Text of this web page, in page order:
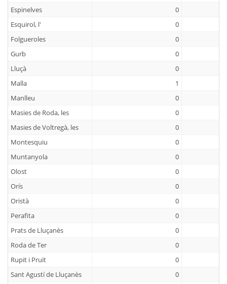
Espinelves
0
Esquirol, l'
0
Folgueroles
0
Gurb
0
Lluçà
0
Malla
1
Manlleu
0
Masies de Roda, les
0
Masies de Voltregà, les
0
Montesquiu
0
Muntanyola
0
Olost
0
Orís
0
Oristà
0
Perafita
0
Prats de Lluçanès
0
Roda de Ter
0
Rupit i Pruit
0
Sant Agustí de Lluçanès
0